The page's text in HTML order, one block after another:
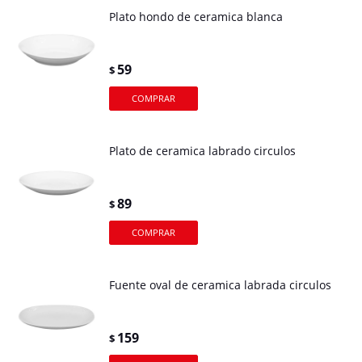
Plato hondo de ceramica blanca
$59
Plato de ceramica labrado circulos
$89
Fuente oval de ceramica labrada circulos
$ 159